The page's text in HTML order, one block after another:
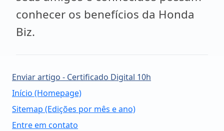
conhecer os benefícios da Honda
Biz.
Enviar artigo - Certificado Digital 10h
Início (Homepage)
Sitemap (Edições por mês e ano)
Entre em contato